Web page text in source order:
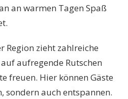
an warmen Tagen Spaß
Region zieht zahlreiche
aufregende Rutschen
freuen. Hier können Gäste
sondern auch entspannen.